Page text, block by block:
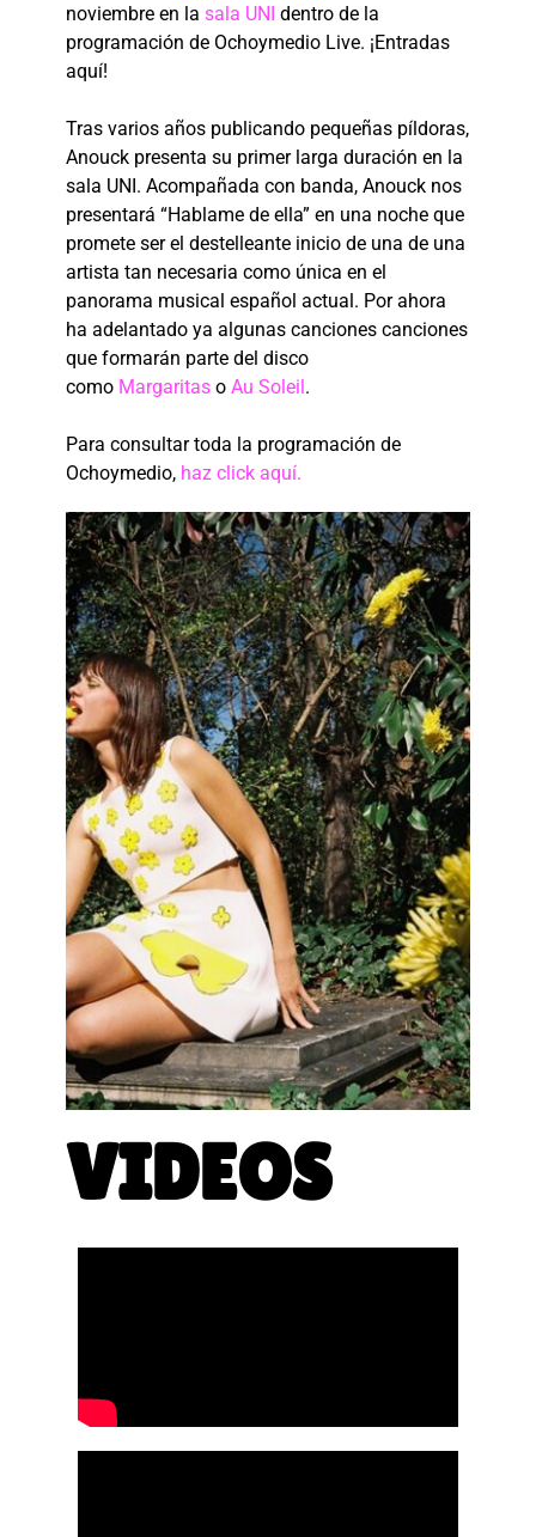
noviembre en la sala UNI dentro de la
programación de Ochoymedio Live. ¡Entradas
aquí!
Tras varios años publicando pequeñas píldoras,
Anouck presenta su primer larga duración en la
sala UNI. Acompañada con banda, Anouck nos
presentará “Hablame de ella” en una noche que
promete ser el destelleante inicio de una de una
artista tan necesaria como única en el
panorama musical español actual. Por ahora
ha adelantado ya algunas canciones canciones
que formarán parte del disco
como Margaritaso Au Soleil.
Para consultar toda la programación de
Ochoymedio, haz click aquí.
VIDEOS